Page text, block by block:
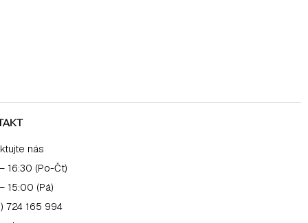
nás
16:30 (Po-Čt)
15:00 (Pá)
724 165 994